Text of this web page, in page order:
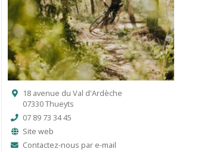
18 avenue du Val d'Ardèche
07330 Thueyts
07 89 73 34 45
Site web
Contactez-nous par e-mail